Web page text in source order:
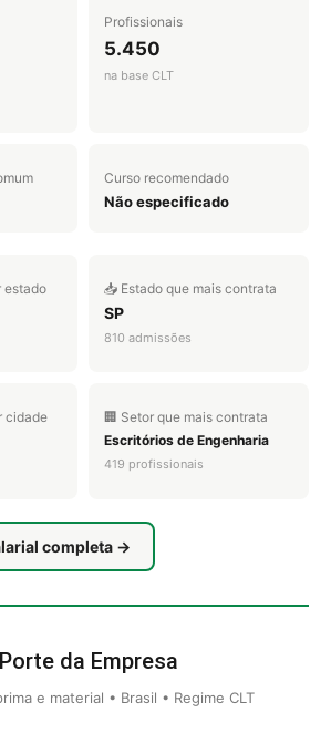
Profissionais
5.450
na base CLT
Curso recomendado
Não especificado
estado 📥 Estado que mais contrata
SP
810 admissões
cidade
🏢 Setor que mais contrata
Escritórios de Engenharia
419 profissionais
completa →
da Empresa
e material • Brasil • Regime CLT